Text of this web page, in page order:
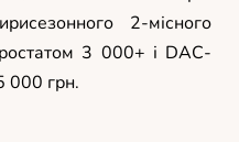
2-місного
3 000+ і DAC-
000 грн.